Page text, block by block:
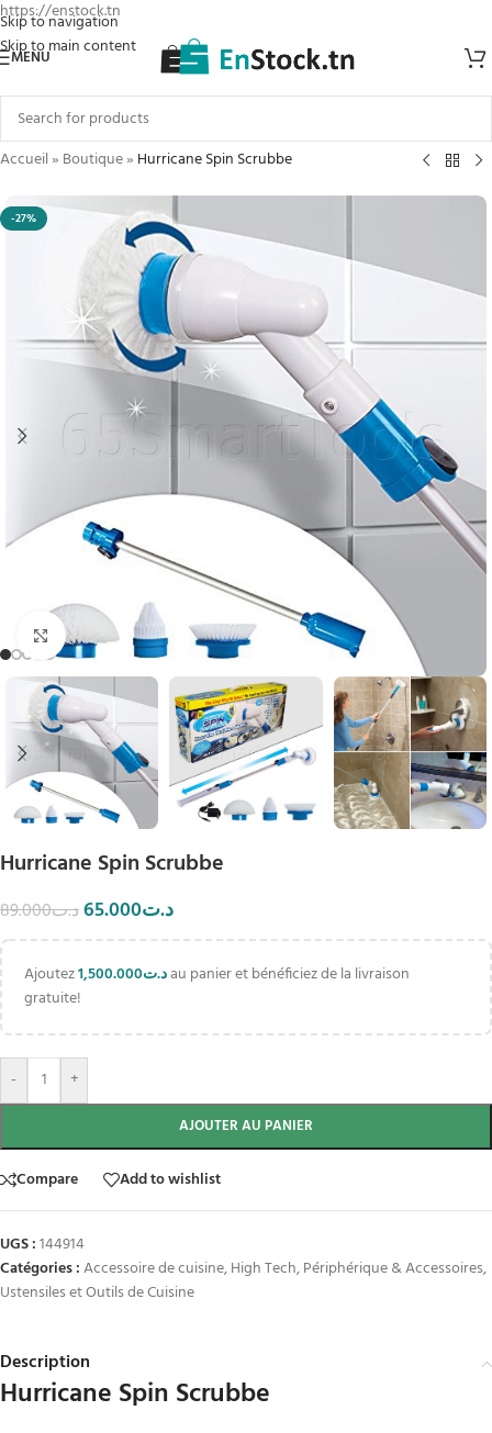
https://enstock.tn
Skip to navigation
Skip to main content
MENU
Accueil» Boutique» Hurricane Spin Scrubbe
-27%
Click to enlarge
Hurricane Spin Scrubbe
د.ت89.000 د.ت65.000
Ajoutez د.ت1,500.000
au panier et bénéficiez de la livraison
gratuite!
- +
AJOUTER AU PANIER
Compare Add to wishlist
UGS :144914
Catégories :Accessoire de cuisine,High Tech,Périphérique & Accessoires,
Ustensiles et Outils de Cuisine
Description
Hurricane Spin Scrubbe